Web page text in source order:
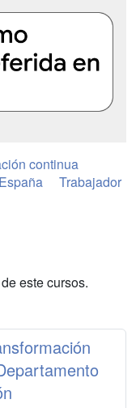
continua
España
Trabajador
este cursos.